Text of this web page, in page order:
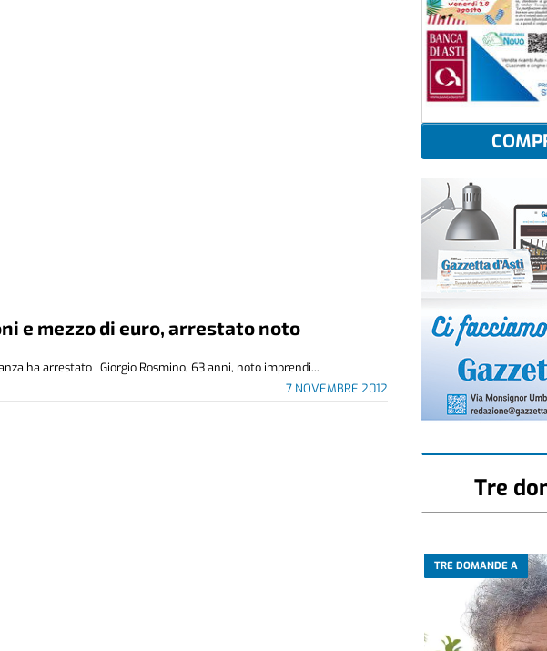
e mezzo di euro, arrestato noto
7 NOVEMBRE 2012
ha arrestato Giorgio Rosmino, 63 anni, noto imprendi...
Tre
TRE DOMANDE A